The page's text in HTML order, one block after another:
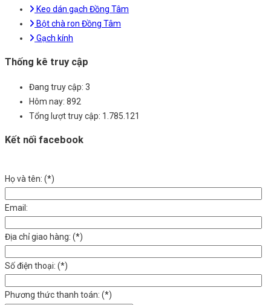
Keo dán gạch Đồng Tâm
Bột chà ron Đồng Tâm
Gạch kính
Thống kê truy cập
Đang truy cập: 3
Hôm nay: 892
Tổng lượt truy cập: 1.785.121
Kết nối facebook
Họ và tên: (*)
Email:
Địa chỉ giao hàng: (*)
Số điện thoại: (*)
Phương thức thanh toán: (*)